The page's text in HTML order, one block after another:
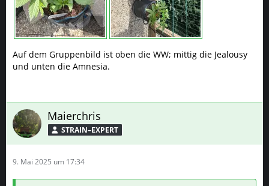
Auf dem Gruppenbild ist oben die WW; mittig die Jealousy
und unten die Amnesia.
Maierchris
STRAIN–EXPERT
9. Mai 2025 um 17:34